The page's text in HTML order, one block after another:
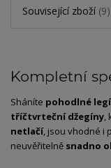
Související zboží 9
Kompletní
Sháníte pohodlné
tříčtvrteční džegíny
netlačí, jsou vhodné i
neuvěřitelně snadno